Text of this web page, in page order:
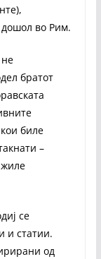
во Рим.
братот
биле
–
се
и статии.
од